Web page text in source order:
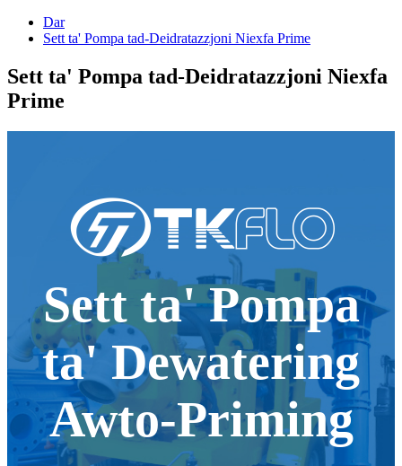
Dar
Sett ta' Pompa tad-Deidratazzjoni Niexfa Prime
Sett ta' Pompa tad-Deidratazzjoni Niexfa
Prime
Sett ta' Pompa
ta' Dewatering
Awto-Priming